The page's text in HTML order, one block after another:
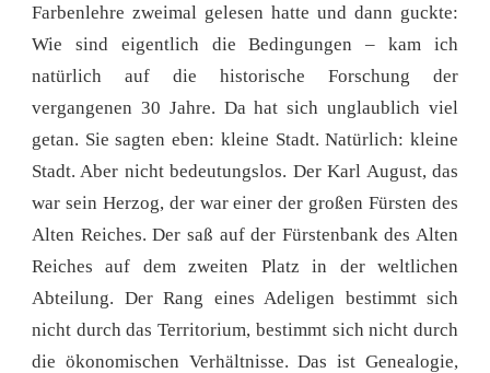
Farbenlehre zweimal gelesen hatte und dann guckte:
Wie sind eigentlich die Bedingungen – kam ich
natürlich auf die historische Forschung der
vergangenen 30 Jahre. Da hat sich unglaublich viel
getan. Sie sagten eben: kleine Stadt. Natürlich: kleine
Stadt. Aber nicht bedeutungslos. Der Karl August, das
war sein Herzog, der war einer der großen Fürsten des
Alten Reiches. Der saß auf der Fürstenbank des Alten
Reiches auf dem zweiten Platz in der weltlichen
Abteilung. Der Rang eines Adeligen bestimmt sich
nicht durch das Territorium, bestimmt sich nicht durch
die ökonomischen Verhältnisse. Das ist Genealogie,